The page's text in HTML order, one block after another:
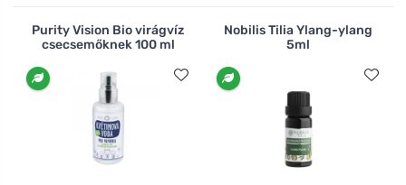
Purity Vision Bio virágvíz
csecsemőknek 100 ml
Nobilis Tilia Ylang-ylang
5ml